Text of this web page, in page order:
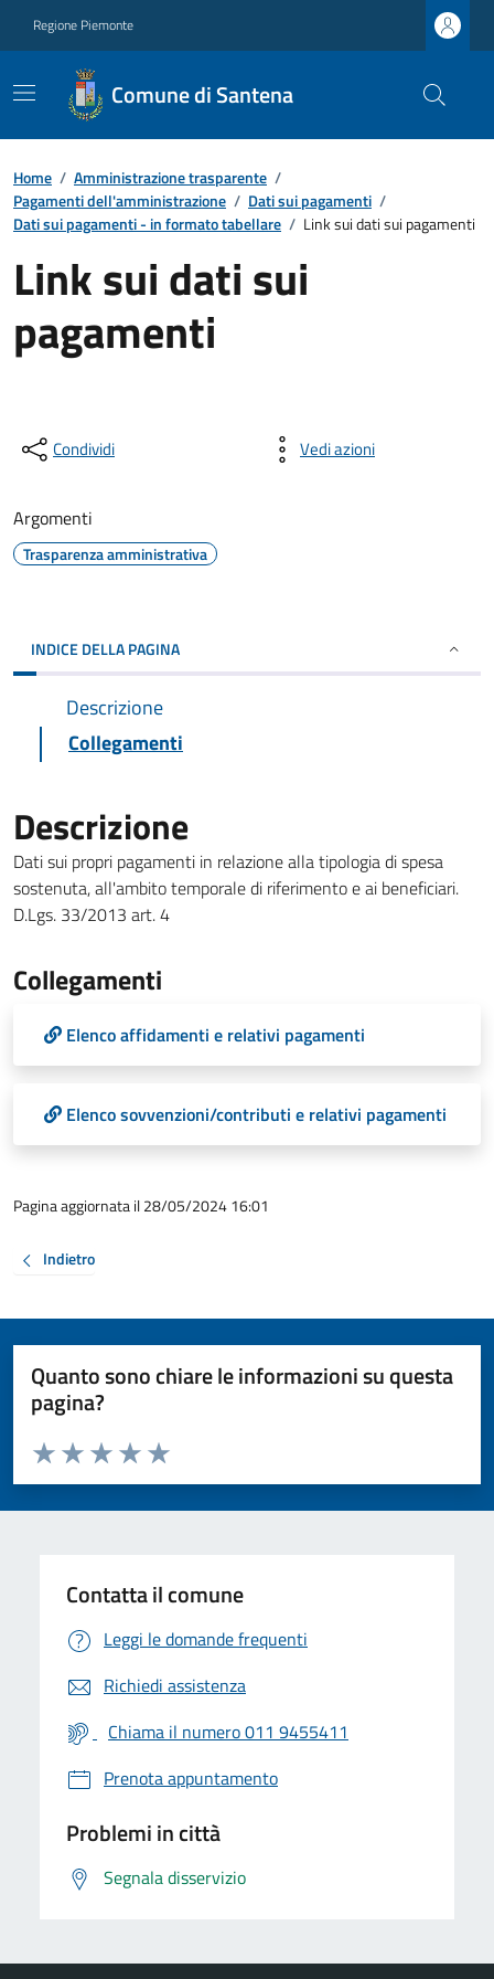
Regione Piemonte
Comune di Santena
Home / Amministrazione trasparente /
Pagamenti dell'amministrazione / Dati sui pagamenti /
Dati sui pagamenti - in formato tabellare / Link sui dati sui pagamenti
Link sui dati sui
pagamenti
Condividi Vedi azioni
Argomenti
Trasparenza amministrativa
INDICE DELLA PAGINA
Descrizione
Collegamenti
Descrizione
Dati sui propri pagamenti in relazione alla tipologia di spesa
sostenuta, all'ambito temporale di riferimento e ai beneficiari.
D.Lgs. 33/2013 art. 4
Collegamenti
Elenco affidamenti e relativi pagamenti
Elenco sovvenzioni/contributi e relativi pagamenti
Pagina aggiornata il 28/05/2024 16:01
Indietro
Quanto sono chiare le informazioni su questa
pagina?
Valuta da 1 a 5 stelle la pagina
Valuta 5 stelle su 5
Valuta 4 stelle su 5
Valuta 3 stelle su 5
Valuta 2 stelle su 5
Valuta 1 stelle su 5
Contatta il comune
Leggi le domande frequenti
Richiedi assistenza
Chiama il numero 011 9455411
Prenota appuntamento
Problemi in città
Segnala disservizio